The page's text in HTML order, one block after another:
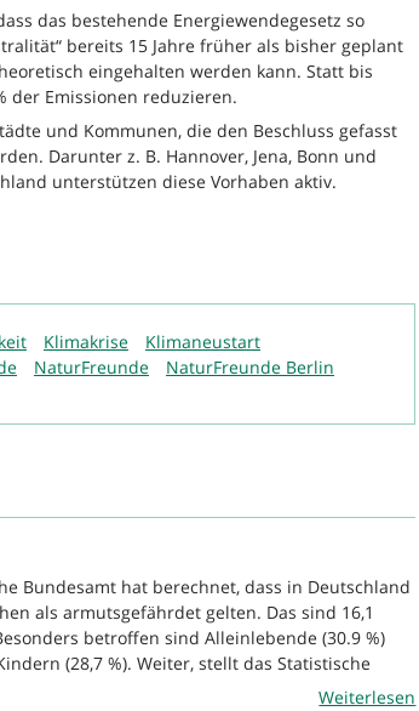
das bestehende Energiewendegesetz so
bereits 15 Jahre früher als bisher geplant
eingehalten werden kann. Statt bis
der Emissionen reduzieren.
und Kommunen, die den Beschluss gefasst
Darunter z. B. Hannover, Jena, Bonn und
unterstützen diese Vorhaben aktiv.
Klimakrise
Klimaneustart
NaturFreunde
NaturFreunde Berlin
Bundesamt hat berechnet, dass in Deutschland
als armutsgefährdet gelten. Das sind 16,1
betroffen sind Alleinlebende (30.9 %)
(28,7 %). Weiter, stellt das Statistische
Weiterlesen